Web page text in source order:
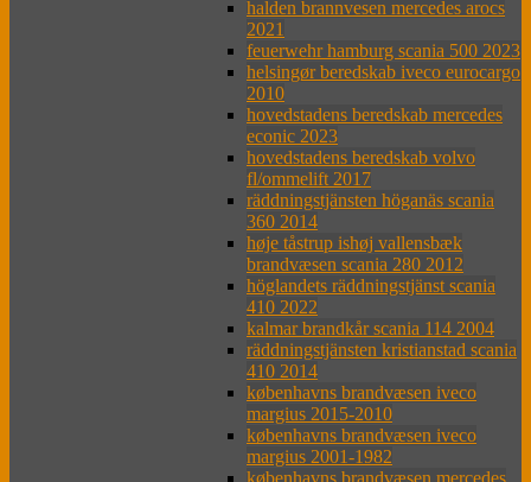
halden brannvesen mercedes arocs
2021
feuerwehr hamburg scania 500 2023
helsingør beredskab iveco eurocargo
2010
hovedstadens beredskab mercedes
econic 2023
hovedstadens beredskab volvo
fl/ommelift 2017
räddningstjänsten höganäs scania
360 2014
høje tåstrup ishøj vallensbæk
brandvæsen scania 280 2012
höglandets räddningstjänst scania
410 2022
kalmar brandkår scania 114 2004
räddningstjänsten kristianstad scania
410 2014
københavns brandvæsen iveco
margius 2015-2010
københavns brandvæsen iveco
margius 2001-1982
københavns brandvæsen mercedes